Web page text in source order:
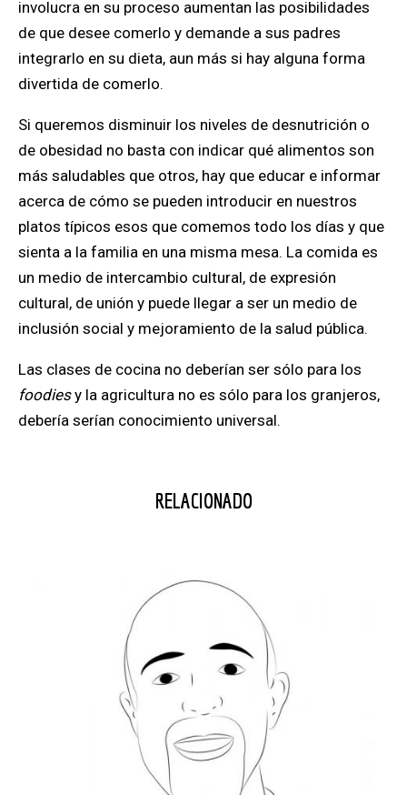
involucra en su proceso aumentan las posibilidades
de que desee comerlo y demande a sus padres
integrarlo en su dieta, aun más si hay alguna forma
divertida de comerlo.
Si queremos disminuir los niveles de desnutrición o
de obesidad no basta con indicar qué alimentos son
más saludables que otros, hay que educar e informar
acerca de cómo se pueden introducir en nuestros
platos típicos esos que comemos todo los días y que
sienta a la familia en una misma mesa. La comida es
un medio de intercambio cultural, de expresión
cultural, de unión y puede llegar a ser un medio de
inclusión social y mejoramiento de la salud pública.
Las clases de cocina no deberían ser sólo para los
foodiesy la agricultura no es sólo para los granjeros,
debería serían conocimiento universal.
RELACIONADO